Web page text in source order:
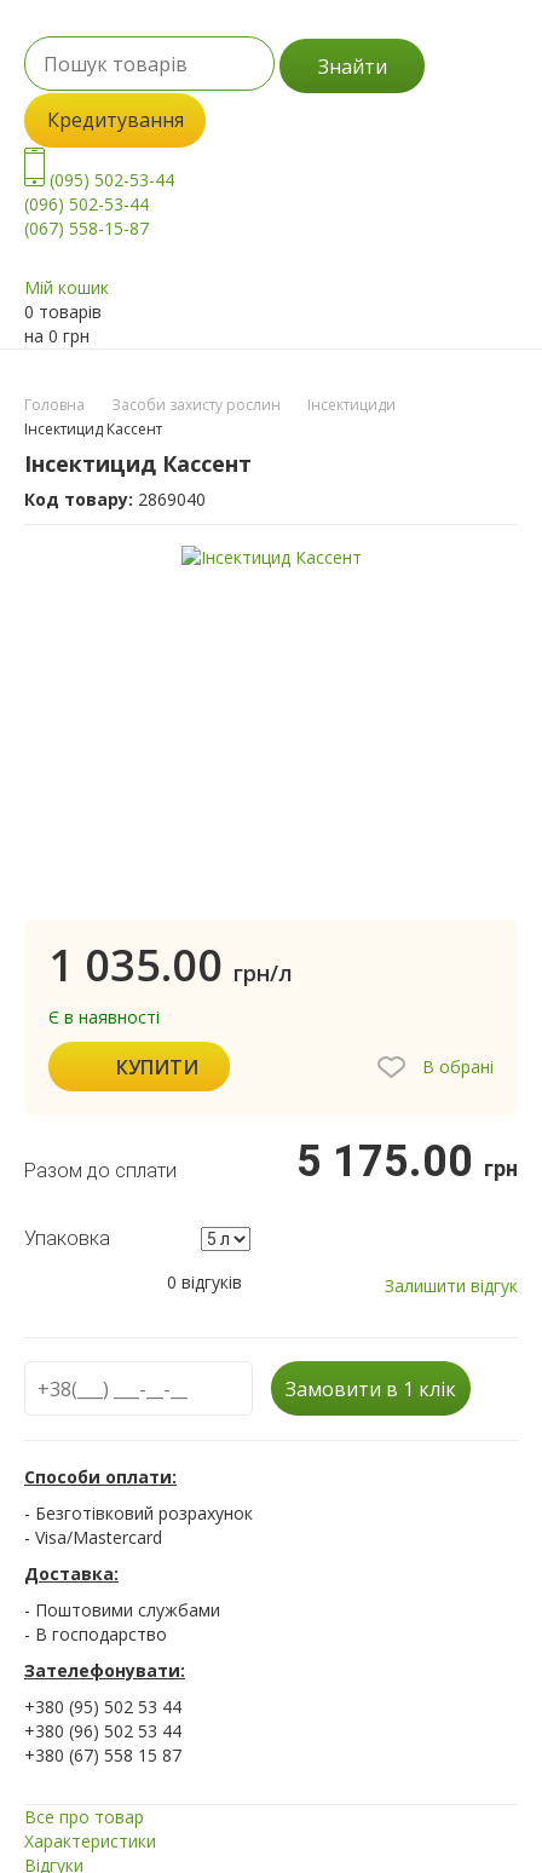
Знайти
Кредитування
(095) 502-53-44
(096) 502-53-44
(067) 558-15-87
Мій кошик
0 товарів
на 0 грн
Головна Засоби захисту рослин
Інсектициди
Інсектицид Кассент
Інсектицид Кассент
Код товару: 2869040
1 035.00 грн/л
Є в наявності
КУПИТИ В обрані
Разом до сплати 5 175.00 грн
Упаковка
0 відгуків
Залишити відгук
Замовити в 1 клік
Способи оплати:
- Безготівковий розрахунок
- Visa/Mastercard
Доставка:
- Поштовими службами
- В господарство
Зателефонувати:
+380 (95) 502 53 44
+380 (96) 502 53 44
+380 (67) 558 15 87
Все про товар
Характеристики
Відгуки